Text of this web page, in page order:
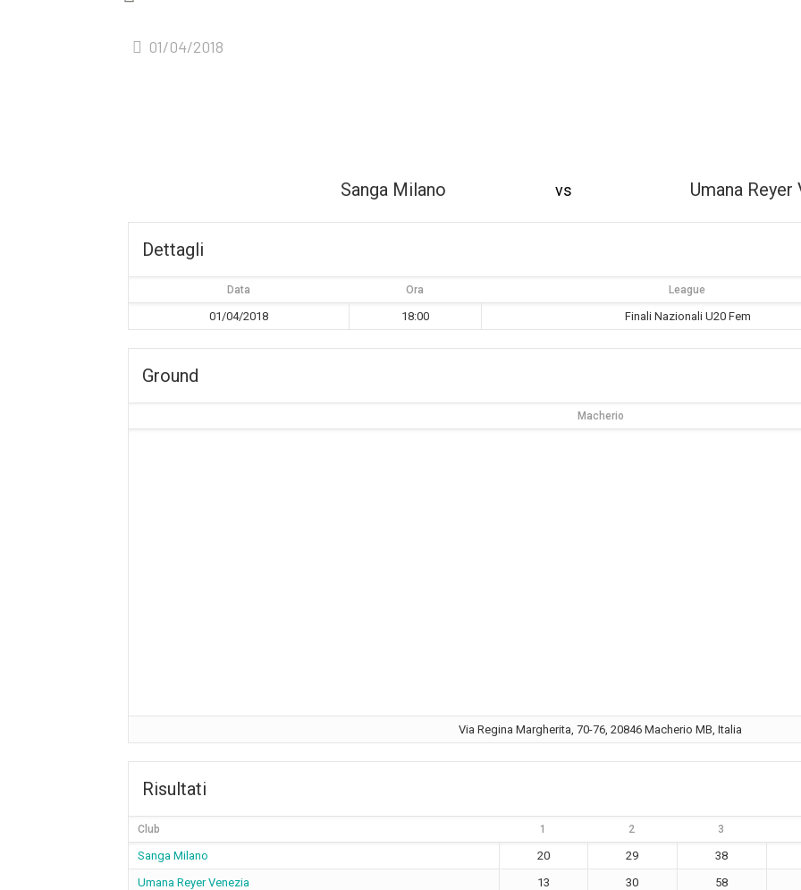
01/04/2018
Sanga Milano vs Umana Reyer
Dettagli
Data Ora League
01/04/2018 18:00 Finali Nazionali U20 Fem
Ground
Macherio
Via Regina Margherita, 70-76, 20846 Macherio MB, Italia
Risultati
Club 1 2 3
Sanga Milano 20 29
38
Umana Reyer Venezia
13 30 58